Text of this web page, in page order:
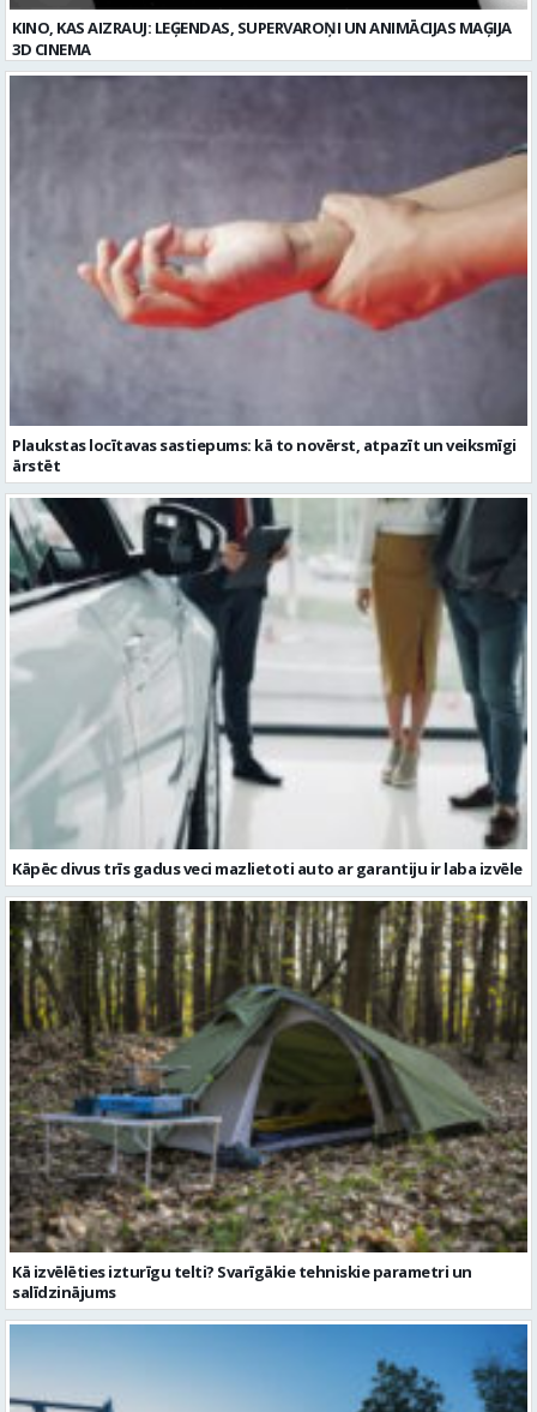
Plaukstas locītavas sastiepums: kā to novērst, atpazīt un veiksmīgi
Kāpēc divus trīs gadus veci mazlietoti auto ar garantiju ir laba izvēle
Kā izvēlēties izturīgu telti? Svarīgākie tehniskie parametri un
salīdzinājums